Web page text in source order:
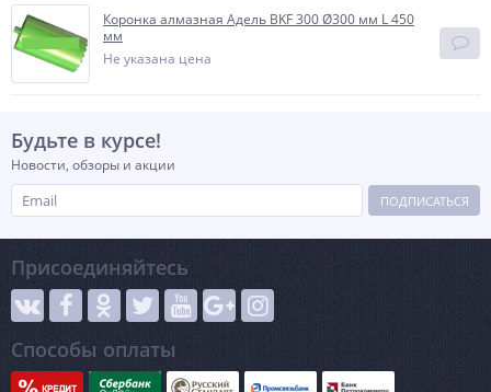
Коронка алмазная Адель BKF 300 Ø300 мм L 450
мм
Не указана цена
Будьте в курсе!
Новости, обзоры и акции
ПОДПИСАТЬСЯ
Присоединяйтесь
Способы оплаты